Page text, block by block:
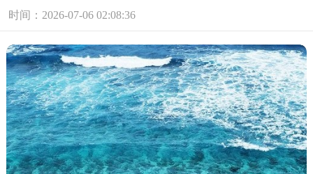
时间：2026-07-06 02:08:36